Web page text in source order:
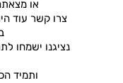
או
צרו קשר עוד
ותמיד